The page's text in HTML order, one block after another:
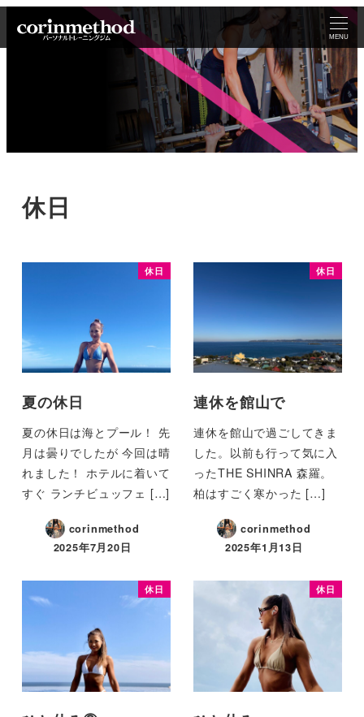
MENU
休日
休日
夏の休日
夏の休日は海とプール！ 先
月は曇りでしたが 今回は晴
れました！ ホテルに着いて
すぐ ランチビュッフェ […]
corinmethod
2025年7月20日
休日
連休を館山で
連休を館山で過ごしてきま
した。以前も行って気に入
ったTHE SHINRA 森羅。
柏はすごく寒かった […]
corinmethod
2025年1月13日
休日 休日